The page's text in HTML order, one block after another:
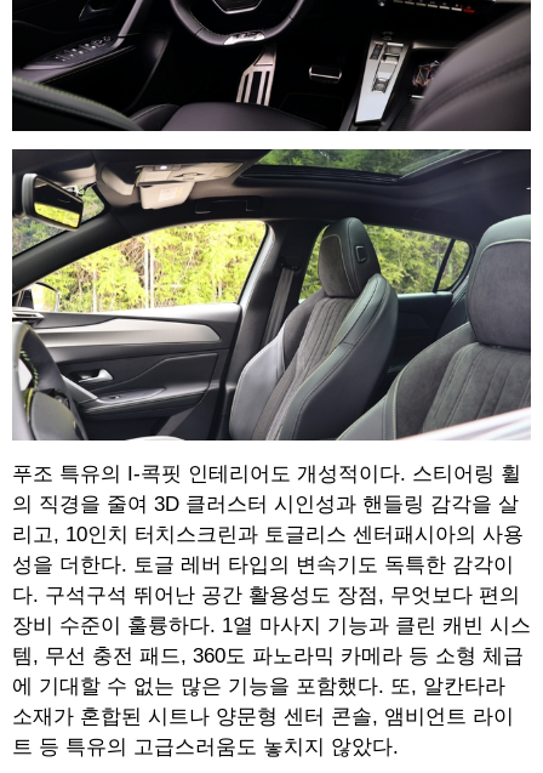
푸조 특유의 I-콕핏 인테리어도 개성적이다. 스티어링 휠
의 직경을 줄여 3D 클러스터 시인성과 핸들링 감각을 살
리고, 10인치 터치스크린과 토글리스 센터패시아의 사용
성을 더한다. 토글 레버 타입의 변속기도 독특한 감각이
다. 구석구석 뛰어난 공간 활용성도 장점, 무엇보다 편의
장비 수준이 훌륭하다. 1열 마사지 기능과 클린 캐빈 시스
템, 무선 충전 패드, 360도 파노라믹 카메라 등 소형 체급
에 기대할 수 없는 많은 기능을 포함했다. 또, 알칸타라
소재가 혼합된 시트나 양문형 센터 콘솔, 앰비언트 라이
트 등 특유의 고급스러움도 놓치지 않았다.